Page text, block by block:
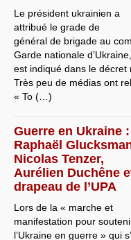
Le président ukrainien a
attribué le grade de
général de brigade au
Garde nationale
est indiqué dans le décret
Très peu de médias ont
« To (…)
Guerre en Ukraine :
Raphaël
Nicolas Tenzer,
Aurélien Duchêne
drapeau de l’UPA
Lors de la « marche et
manifestation pour
l’Ukraine en guerre » qui